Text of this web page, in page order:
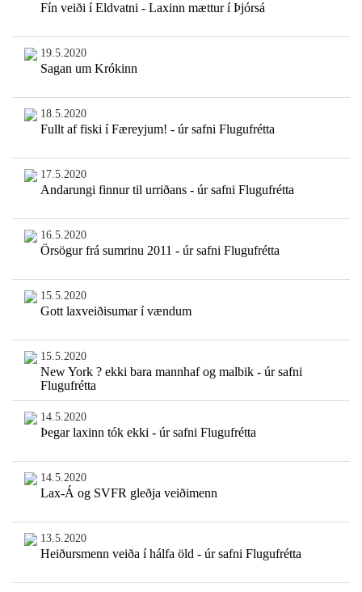
Fín veiði í Eldvatni - Laxinn mættur í Þjórsá
19.5.2020
Sagan um Krókinn
18.5.2020
Fullt af fiski í Færeyjum! - úr safni Flugufrétta
17.5.2020
Andarungi finnur til urriðans - úr safni Flugufrétta
16.5.2020
Örsögur frá sumrinu 2011 - úr safni Flugufrétta
15.5.2020
Gott laxveiðisumar í vændum
15.5.2020
New York ? ekki bara mannhaf og malbik - úr safni
Flugufrétta
14.5.2020
Þegar laxinn tók ekki - úr safni Flugufrétta
14.5.2020
Lax-Á og SVFR gleðja veiðimenn
13.5.2020
Heiðursmenn veiða í hálfa öld - úr safni Flugufrétta